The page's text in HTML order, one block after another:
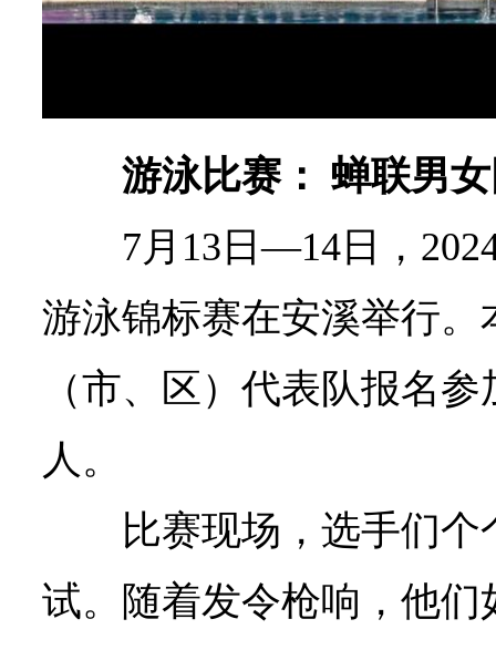
游泳比赛： 蝉联男
7月13日—14日，
游泳锦标赛在安溪举行。
（市、区）代表队报名
人。
比赛现场，选手们
试。随着发令枪响，他